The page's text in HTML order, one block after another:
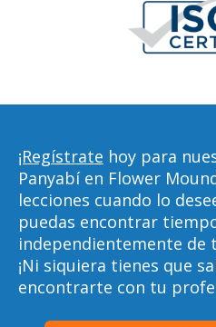
¡Regístrate hoy para
Panyabí en Flower
lecciones cuando lo
puedas encontrar
independientemente de
¡Ni siquiera tienes que
encontrarte con tu